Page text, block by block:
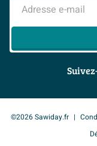
Adresse e-mail
©2026 Sawiday.fr